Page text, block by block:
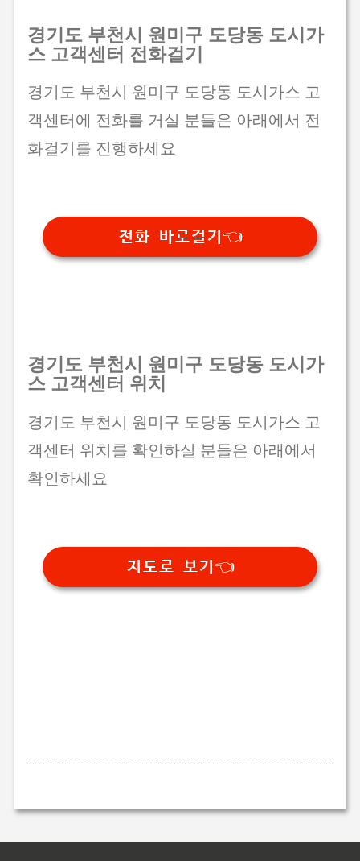
경기도 부천시 원미구 도당동 도시가
스 고객센터 전화걸기
경기도 부천시 원미구 도당동 도시가스 고
객센터에 전화를 거실 분들은 아래에서 전
화걸기를 진행하세요
전화 바로걸기👈
경기도 부천시 원미구 도당동 도시가
스 고객센터 위치
경기도 부천시 원미구 도당동 도시가스 고
객센터 위치를 확인하실 분들은 아래에서
확인하세요
지도로 보기👈